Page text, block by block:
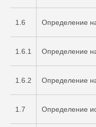
1.6 Определение
1.6.1 Определение
1.6.2 Определение
1.7 Определение